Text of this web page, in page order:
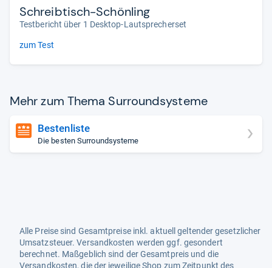
Schreibtisch-Schönling
Testbericht über 1 Desktop-Lautsprecherset
zum Test
Mehr zum Thema Sur­round­sys­teme
Bestenliste
Die besten Surroundsysteme
Alle Preise sind Gesamtpreise inkl. aktuell geltender gesetzlicher
Umsatzsteuer. Versandkosten werden ggf. gesondert
berechnet. Maßgeblich sind der Gesamtpreis und die
Versandkosten, die der jeweilige Shop zum Zeitpunkt des